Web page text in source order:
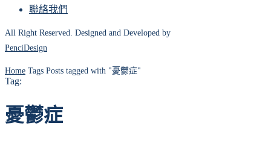
聯絡我們
All Right Reserved. Designed and Developed by
PenciDesign
Home Tags Posts tagged with "憂鬱症"
Tag:
憂鬱症